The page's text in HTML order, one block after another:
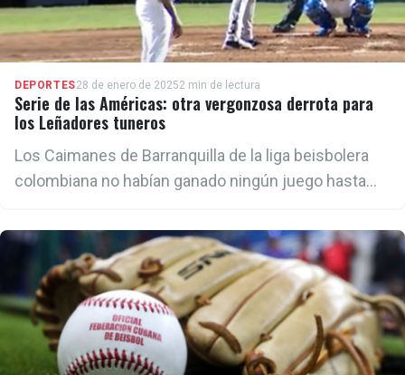
DEPORTES28 de enero de 20252 min de lectura
Serie de las Américas: otra vergonzosa derrota para
los Leñadores tuneros
Los Caimanes de Barranquilla de la liga beisbolera
colombiana no habían ganado ningún juego hasta